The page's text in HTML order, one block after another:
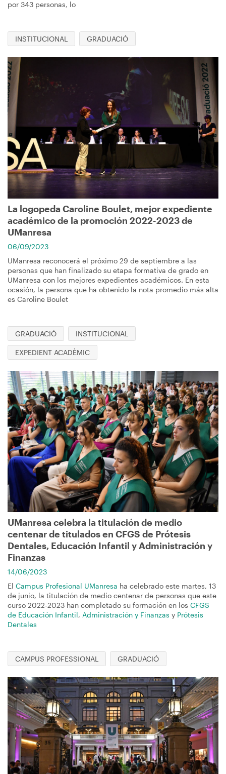
por 343 personas, lo
INSTITUCIONAL GRADUACIÓ
Imagen
La logopeda Caroline Boulet, mejor expediente
académico de la promoción 2022-2023 de
UManresa
06/09/2023
UManresa reconocerá el próximo 29 de septiembre a las
personas que han finalizado su etapa formativa de grado en
UManresa con los mejores expedientes académicos. En esta
ocasión, la persona que ha obtenido la nota promedio más alta
es Caroline Boulet
GRADUACIÓ INSTITUCIONAL
EXPEDIENT ACADÈMIC
Imagen
UManresa celebra la titulación de medio
centenar de titulados en CFGS de Prótesis
Dentales, Educación Infantil y Administración y
Finanzas
14/06/2023
El Campus Profesional UManresa ha celebrado este martes, 13
de junio, la titulación de medio centenar de personas que este
curso 2022-2023 han completado su formación en los CFGS
de Educación Infantil, Administración y Finanzas y Prótesis
Dentales
CAMPUS PROFESSIONAL GRADUACIÓ
Imagen